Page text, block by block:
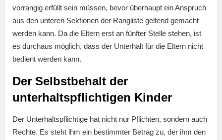
vorrangig erfüllt sein müssen, bevor überhaupt ein Anspruch
aus den unteren Sektionen der Rangliste geltend gemacht
werden kann. Da die Eltern erst an fünfter Stelle stehen, ist
es durchaus möglich, dass der Unterhalt für die Eltern nicht
bedient werden kann.
Der Selbstbehalt der
unterhaltspflichtigen Kinder
Der Unterhaltspflichtige hat nicht nur Pflichten, sondern auch
Rechte. Es steht ihm ein bestimmter Betrag zu, der ihm den